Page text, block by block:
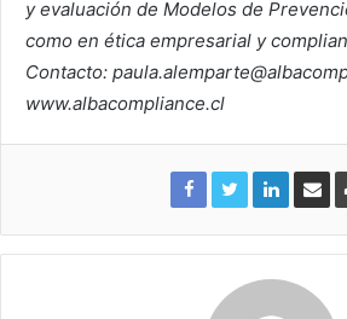
y evaluación de Modelos de
como en ética empresarial y
Contacto:
www.albacompliance.cl